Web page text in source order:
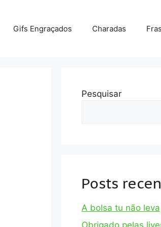
Gifs Engraçados Charadas
Pesquisar
Posts
A bolsa tu não leva
Obrigado pelas